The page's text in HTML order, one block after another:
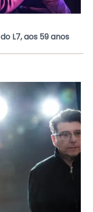
L7, aos 59 anos